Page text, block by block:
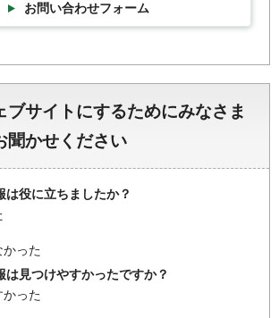
お問い合わせフォーム
ブサイトにするためにみなさま
聞かせください
は役に立ちましたか？
かった
は見つけやすかったですか？
かった